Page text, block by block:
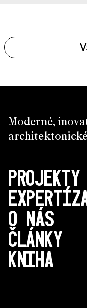
Moderné,
PROJEKTY
O NÁS
ČLÁNKY
KNIHA